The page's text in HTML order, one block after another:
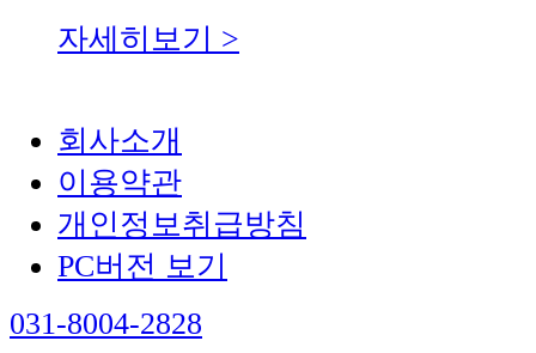
자세히보기 >
회사소개
이용약관
개인정보취급방침
PC버전 보기
031-8004-2828